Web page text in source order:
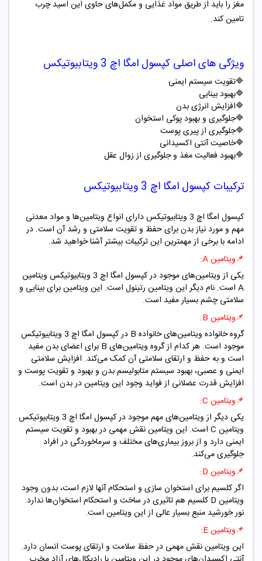
مغز را باید از طریق مواد غذایی و مکمل‌های حاوی این اسید چرب
تامین کند.
ویژگی های اصلی کپسول امگا اچ 3 ویتابیوتیکس
🔷تقویت سیستم ایمنی
🔷بهبود بینایی
🔷افزایش انرژی بدن
🔷جلوگیری و بهبود پوکی استخوان
🔷جلوگیری از پیری پوست
🔷خاصیت آنتی اکسیدانی
🔷بهبود فعالیت مغذ و جلوگیری از زوال عقل
ترکیبات کپسول امگا اچ 3 ویتابیوتیکس
کپسول امگا اچ 3 ویتابیوتیکس دارای انواع ویتامین‌ها و مواد معدنی
مهم و مورد نیاز بدن برای حفظ و تقویت سلامتی و رشد آن است. در
ادامه با برخی از مهمترین این ترکیبات بیشتر آشنا خواهید شد.
📌ویتامین A:
یکی از ویتامین‌های موجود در کپسول امگا اچ 3 ویتابیوتیکس ویتامین
A است. نام دیگر این ویتامین رتینول است. این ویتامین برای بینایی و
سلامتی چشم بسیار مفید است.
📌ویتامین B:
گروه خانواده ویتامین‌های خانواده B در کپسول امگا اچ 3 ویتابیوتیکس
موجود است. هر کدام از گروه ویتامین‌های B برای اعضای بدن مفید
است و به حفظ و ارتقای سلامتی آن کمک می‌کند. افزایش سلامتی
ایمنی و عصبی، بهبود سیستم متابولیسم بدن و بهبود و تقویت پوست و
افزایش قدرت عضلانی از فواید وجود این ویتامین در بدن است.
📌ویتامین C:
یکی دیگر از ویتامین‌های مهم موجود در کپسول امگا اچ 3 ویتابیوتیکس
ویتامین C است. این ویتامین نقش مهمی در بهبود و تقویت سیستم
ایمنی دارد و از بروز بیماری‌های مختلف و سرماخوردگی در افراد
جلوگیری می‌کند.
📌ویتامین D:
اگر کلسیم برای استخوان سازی و استحکام آنها لازم است، بدون وجود
ویتامین D کلسیم هم تاثیری در ساخت و استحکام استخوان‌ها ندارد.
نور خورشید منبع بسیار عالی از این ویتامین است.
📌ویتامین E:
این ویتامین نقش مهمی در حفظ سلامت و ارتقای پوست انسان دارد.